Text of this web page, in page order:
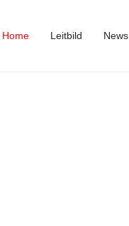
Home Leitbild News